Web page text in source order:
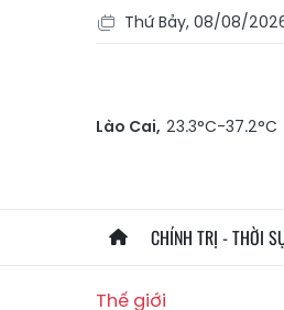
Thứ Bảy, 08/08/
Lào Cai, 23.3°C-37.2°C
CHÍNH TRỊ - THỜI
Thế giới